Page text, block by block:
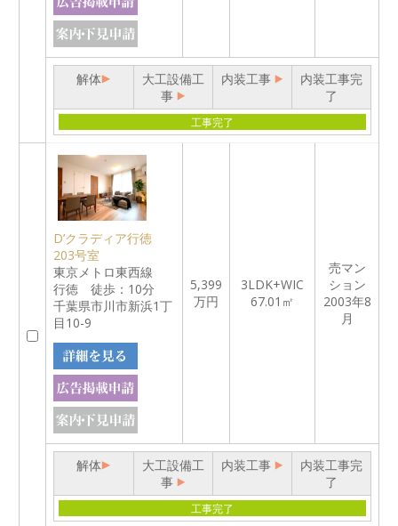
解体
大工設備工
事
内装工事
内装工事完
了
工事完了
D’クラディア行徳
203号室
東京メトロ東西線
行徳 徒歩：10分
千葉県市川市新浜1丁
目10-9
5,399
万円
3LDK+WIC
67.01㎡
売マン
ション
2003年8
月
解体
大工設備工
事
内装工事
内装工事完
了
工事完了